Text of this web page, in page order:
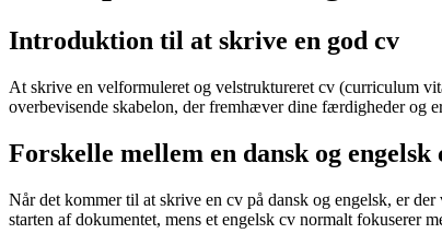
Introduktion til at skrive en god cv
At skrive en velformuleret og velstruktureret cv (curriculum
overbevisende skabelon, der fremhæver dine færdigheder og
Forskelle mellem en dansk og engelsk
Når det kommer til at skrive en cv på dansk og engelsk, er
starten af dokumentet, mens et engelsk cv normalt fokuserer